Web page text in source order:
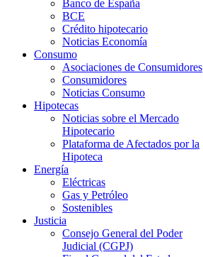
Banco de España
BCE
Crédito hipotecario
Noticias Economía
Consumo
Asociaciones de Consumidores
Consumidores
Noticias Consumo
Hipotecas
Noticias sobre el Mercado
Hipotecario
Plataforma de Afectados por la
Hipoteca
Energía
Eléctricas
Gas y Petróleo
Sostenibles
Justicia
Consejo General del Poder
Judicial (CGPJ)